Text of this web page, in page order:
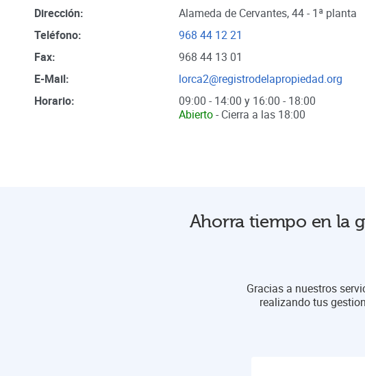
Dirección:
Alameda de Cervantes, 44 - 1ª planta
Teléfono:
968 44 12 21
Fax:
968 44 13 01
E-Mail:
lorca2@registrodelapropiedad.org
Horario:
09:00 - 14:00 y 16:00 - 18:00
Abierto- Cierra a las 18:00
Ahorra tiempo en la
Gracias a nuestros
realizando tus